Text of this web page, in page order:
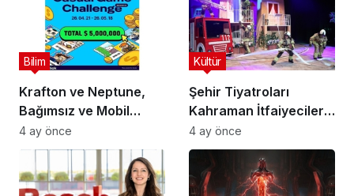
Krafton ve Neptune,
Bağımsız ve Mobil
Oyun Geliştiricileri İçin
5 Milyon Dolarlık
Küresel Oyun
Yarışmasını Başlattı
Bilim
4 ay önce
Şehir Tiyatroları
Kahraman İtfaiyecilerin
Hikayesini “İtfaiyecinin
Sırrı” Oyunuyla
Anlatıyor
Kültür
4 ay önce